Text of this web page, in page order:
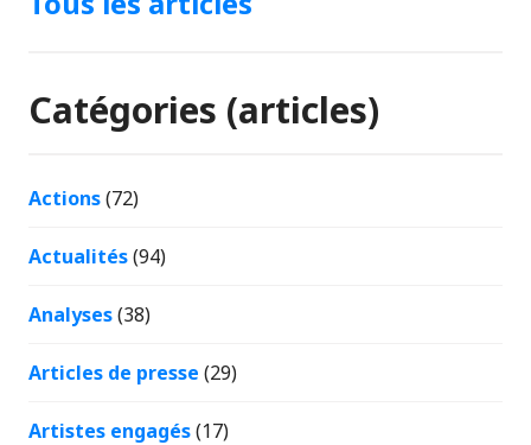
Catégories (articles)
Actions(72)
Actualités(94)
Analyses(38)
Articles de presse (29)
Artistes engagés(17)